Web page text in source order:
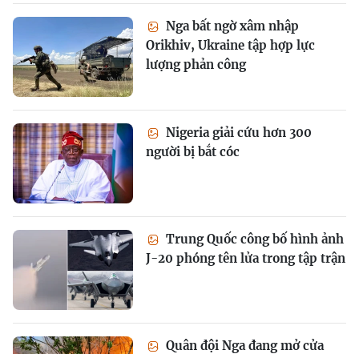
Nga bất ngờ xâm nhập
Orikhiv, Ukraine tập hợp lực
lượng phản công
Nigeria giải cứu hơn 300
người bị bắt cóc
Trung Quốc công bố hình ảnh
J-20 phóng tên lửa trong tập trận
Quân đội Nga đang mở cửa